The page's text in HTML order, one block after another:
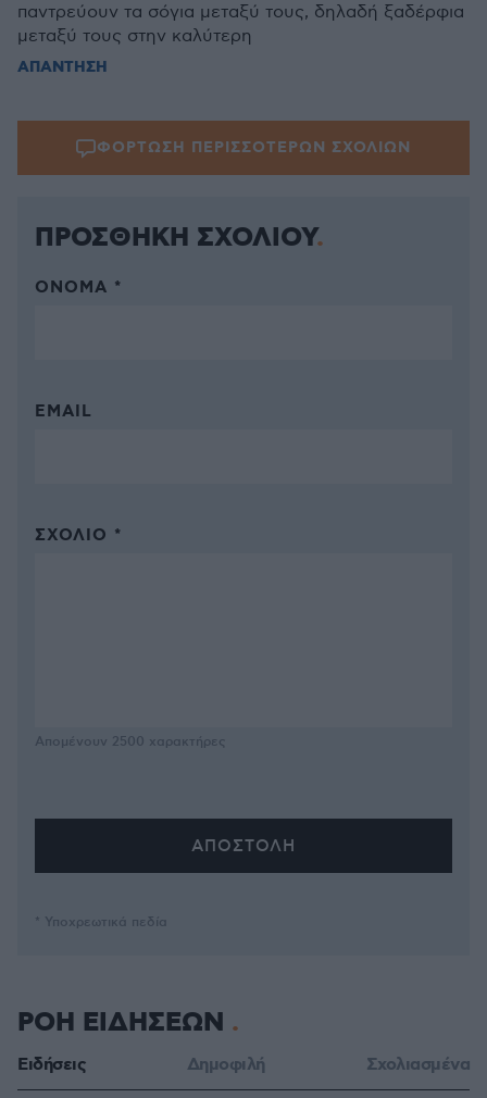
παντρεύουν τα σόγια μεταξύ τους, δηλαδή ξαδέρφια
μεταξύ τους στην καλύτερη
ΑΠΑΝΤΗΣΗ
ΦΟΡΤΩΣΗ ΠΕΡΙΣΣΟΤΕΡΩΝ ΣΧΟΛΙΩΝ
ΠΡΟΣΘΗΚΗ ΣΧΟΛΙΟΥ
ΌΝΟΜΑ *
EMAIL
ΣΧΌΛΙΟ *
Απομένουν 2500 χαρακτήρες
* Υποχρεωτικά πεδία
ΡΟΗ ΕΙΔΗΣΕΩΝ
Ειδήσεις Δημοφιλή Σχολιασμένα